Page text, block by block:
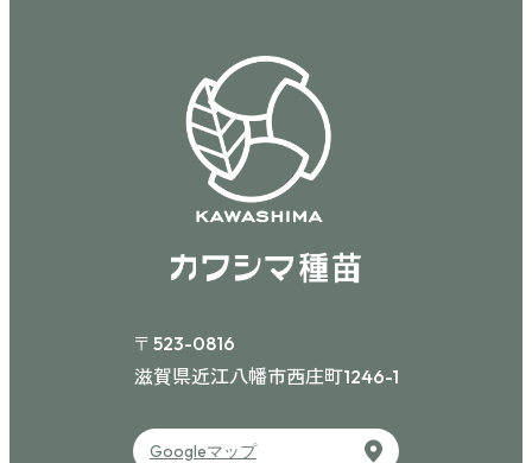
〒523-0816
滋賀県近江八幡市西庄町1246-1
Googleマップ